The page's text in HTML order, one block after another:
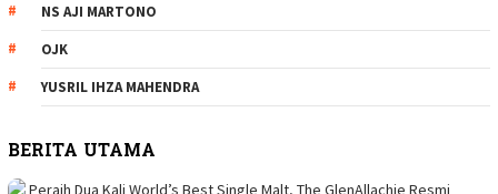
NS AJI MARTONO
OJK
YUSRIL IHZA MAHENDRA
BERITA UTAMA